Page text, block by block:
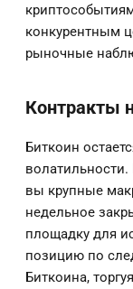
конкурентным
рыночные
Контракты
Биткоин
вы крупные
недельное
площадку для
позицию по
Биткоина, торгуя